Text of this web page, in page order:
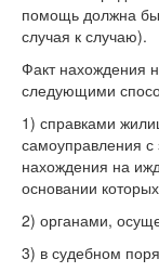
помощь должна
случая к случаю).
Факт нахождения
следующими
1) справками
самоуправления
нахождения на
основании
2) органами,
3) в судебном